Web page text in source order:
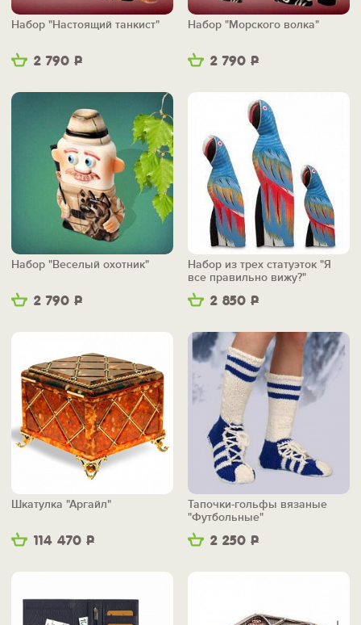
2 790 Р
Набор "Настоящий танкист"
2 790 Р
Набор "Морского волка"
2 790 Р
Набор "Веселый охотник"
2 850 Р
Набор из трех статуэток "Я
все правильно вижу?"
114 470 Р
Шкатулка "Аргайл"
2 250 Р
Тапочки-гольфы вязаные
"Футбольные"